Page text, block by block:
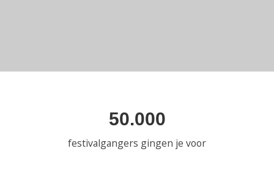
50.000
festivalgangers gingen je voor